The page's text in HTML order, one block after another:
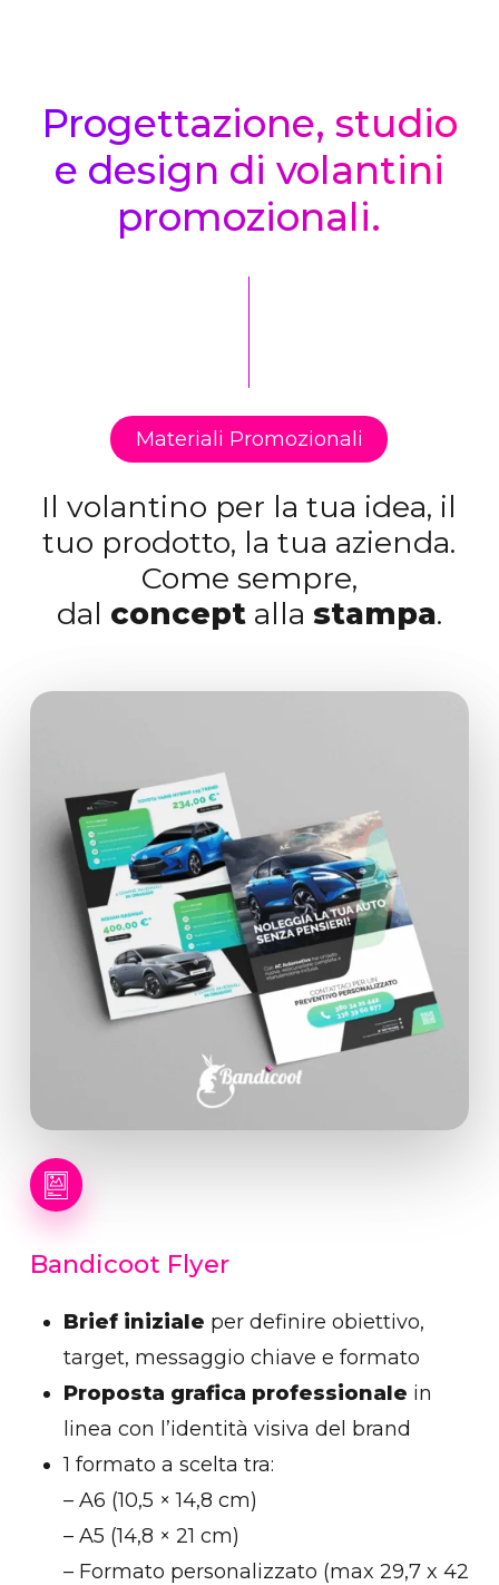
Progettazione, studio
e design di volantini
promozionali.
Materiali Promozionali
Il volantino per la tua idea, il
tuo prodotto, la tua azienda.
Come sempre,
dal conceptalla stampa.
Bandicoot Flyer
Brief iniziale per definire obiettivo,
target, messaggio chiave e formato
Proposta grafica professionale in
linea con l’identità visiva del brand
1 formato a scelta tra:
– A6 (10,5 × 14,8 cm)
– A5 (14,8 × 21 cm)
– Formato personalizzato (max 29,7 x 42